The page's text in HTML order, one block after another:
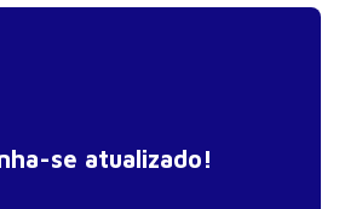
se atualizado!